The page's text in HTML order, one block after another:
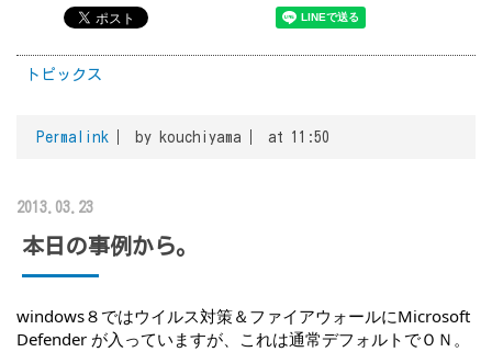
トピックス
Permalink by kouchiyama at 11:50
2013.03.23
本日の事例から。
windows８ではウイルス対策＆ファイアウォールにMicrosoft
Defender が入っていますが、これは通常デフォルトでＯＮ。